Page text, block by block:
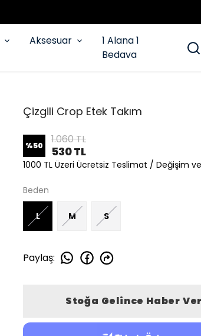
Aksesuar
1 Alana 1
Bedava
Çizgili Crop Etek Takım
%50 1.060 TL
530 TL
1000 TL Üzeri Ücretsiz Teslimat / Değişim
Beden
L M S
Paylaş:
Stoğa Gelince Haber Ver